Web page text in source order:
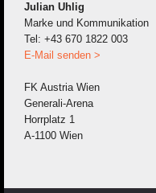
Julian Uhlig
Marke und Kommunikation
Tel: +43 670 1822 003
E-Mail senden >
FK Austria Wien
Generali-Arena
Horrplatz 1
A-1100 Wien